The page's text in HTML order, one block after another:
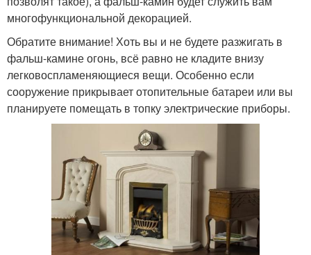
многофункциональной декорацией.
Обратите внимание! Хоть вы и не будете разжигать в
фальш-камине огонь, всё равно не кладите внизу
легковоспламеняющиеся вещи. Особенно если
сооружение прикрывает отопительные батареи или вы
планируете помещать в топку электрические приборы.